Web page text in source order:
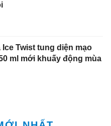
Ice Twist tung diện mạo
ml mới khuấy động mùa